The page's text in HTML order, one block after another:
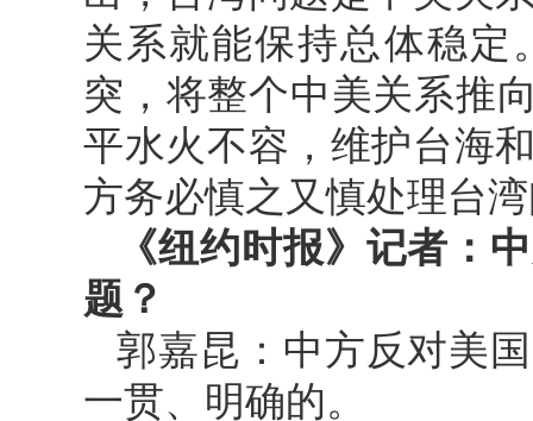
关系就能保持总体稳定
突，将整个中美关系推
平水火不容，维护台海
方务必慎之又慎处理台
《纽约时报》记者：
题？
郭嘉昆：中方反对美
一贯、明确的。